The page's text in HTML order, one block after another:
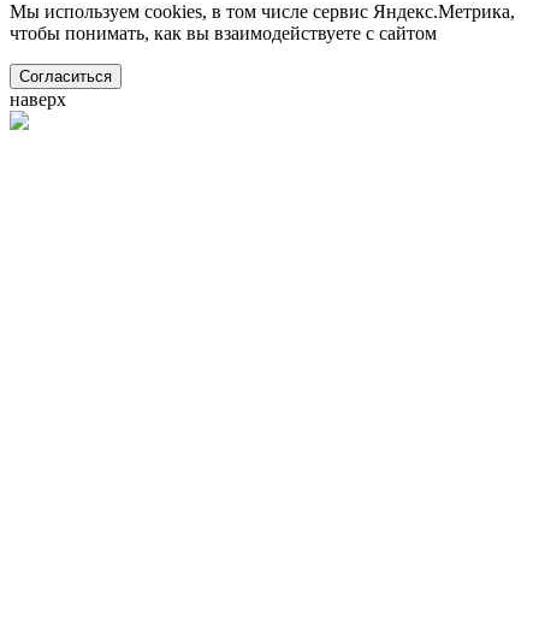
Мы используем cookies, в том числе сервис Яндекс.Метрика,
чтобы понимать, как вы взаимодействуете с сайтом
Согласиться
наверх